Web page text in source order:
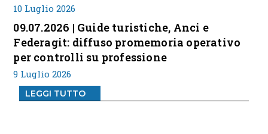
10 Luglio 2026
09.07.2026 | Guide turistiche, Anci e
Federagit: diffuso promemoria operativo
per controlli su professione
9 Luglio 2026
LEGGI TUTTO